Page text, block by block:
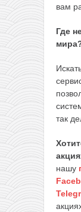
вам
Где
так
нашу